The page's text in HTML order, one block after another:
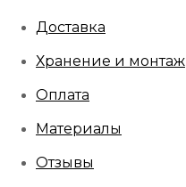
Доставка
Хранение и монтаж
Оплата
Материалы
Отзывы